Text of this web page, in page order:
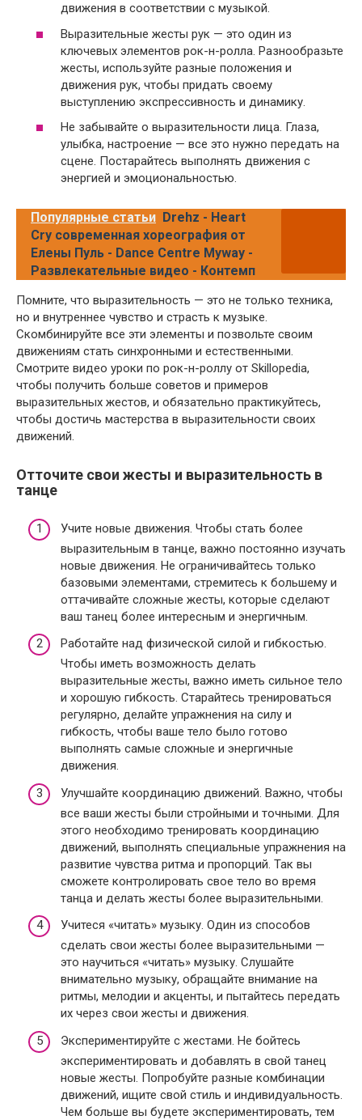
движения в соответствии с музыкой.
Выразительные жесты рук — это один из
ключевых элементов рок-н-ролла. Разнообразьте
жесты, используйте разные положения и
движения рук, чтобы придать своему
выступлению экспрессивность и динамику.
Не забывайте о выразительности лица. Глаза,
улыбка, настроение — все это нужно передать на
сцене. Постарайтесь выполнять движения с
энергией и эмоциональностью.
Популярные статьи Drehz - Heart
Cry современная хореография от
Елены Пуль - Dance Centre Myway -
Развлекательные видео - Контемп
Помните, что выразительность — это не только техника,
но и внутреннее чувство и страсть к музыке.
Скомбинируйте все эти элементы и позвольте своим
движениям стать синхронными и естественными.
Смотрите видео уроки по рок-н-роллу от Skillopedia,
чтобы получить больше советов и примеров
выразительных жестов, и обязательно практикуйтесь,
чтобы достичь мастерства в выразительности своих
движений.
Отточите свои жесты и выразительность в
танце
Учите новые движения. Чтобы стать более
выразительным в танце, важно постоянно изучать
новые движения. Не ограничивайтесь только
базовыми элементами, стремитесь к большему и
оттачивайте сложные жесты, которые сделают
ваш танец более интересным и энергичным.
Работайте над физической силой и гибкостью.
Чтобы иметь возможность делать
выразительные жесты, важно иметь сильное тело
и хорошую гибкость. Старайтесь тренироваться
регулярно, делайте упражнения на силу и
гибкость, чтобы ваше тело было готово
выполнять самые сложные и энергичные
движения.
Улучшайте координацию движений. Важно, чтобы
все ваши жесты были стройными и точными. Для
этого необходимо тренировать координацию
движений, выполнять специальные упражнения на
развитие чувства ритма и пропорций. Так вы
сможете контролировать свое тело во время
танца и делать жесты более выразительными.
Учитеся «читать» музыку. Один из способов
сделать свои жесты более выразительными —
это научиться «читать» музыку. Слушайте
внимательно музыку, обращайте внимание на
ритмы, мелодии и акценты, и пытайтесь передать
их через свои жесты и движения.
Экспериментируйте с жестами. Не бойтесь
экспериментировать и добавлять в свой танец
новые жесты. Попробуйте разные комбинации
движений, ищите свой стиль и индивидуальность.
Чем больше вы будете экспериментировать, тем